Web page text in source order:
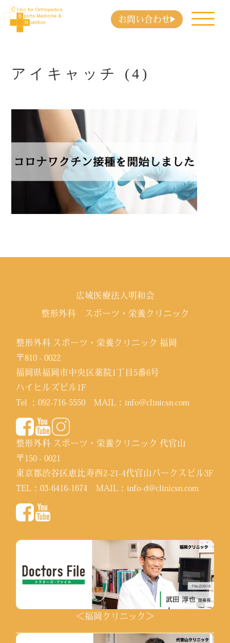
お問い合わせ
アイキャッチ (4)
広域医療法人明和会
整形外科 スポーツ・栄養クリニック
整形外科 スポーツ・栄養クリニック 福岡
〒810 - 0022
福岡県福岡市中央区薬院1丁目5番6号
ハイヒルズビル1F
Tel ：092-716-5550 MAIL：info@clinicsn.com
整形外科 スポーツ・栄養クリニック 代官山
〒150 - 0021
東京都渋谷区恵比寿西2-21-4代官山パークスビル3F
TEL：03-6416-1674 MAIL：info-d@clinicsn.com
＜福岡クリニック＞